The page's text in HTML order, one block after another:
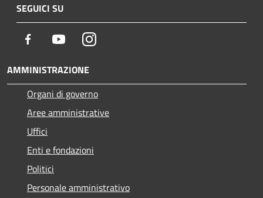
SEGUICI SU
Facebook YoutubeInstagram
AMMINISTRAZIONE
Organi di governo
Aree amministrative
Uffici
Enti e fondazioni
Politici
Personale amministrativo